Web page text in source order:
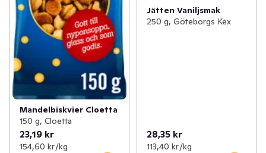
Mandelbiskvier Cloetta
150 g, Cloetta
23,19 kr
154,60 kr /kg
Jätten Vaniljsmak
250 g, Göteborgs Kex
28,35 kr
113,40 kr /kg